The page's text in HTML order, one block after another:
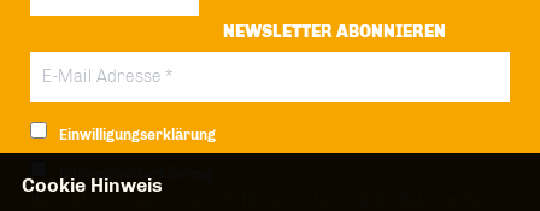
NEWSLETTER ABONNIEREN
Einwilligungserklärung
Cookie Hinweis